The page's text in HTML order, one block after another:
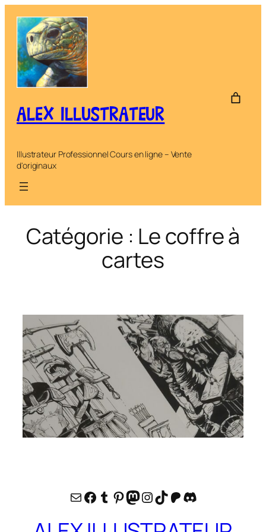
contenu
ALEX ILLUSTRATEUR
Illustrateur Professionnel Cours en ligne – Vente
d'originaux
Catégorie : Le coffre à
cartes
E-mailFacebook
Tumblr
Pinterest
Mastodon
Instagram
TikTok
Patreon
Discord